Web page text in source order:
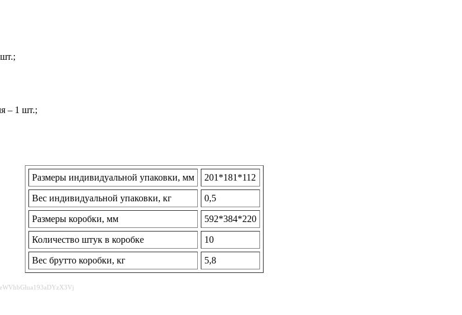
– 1 шт.;
Размеры индивидуальной упаковки, мм 201*181*112
Вес индивидуальной упаковки, кг 0,5
Размеры коробки, мм 592*384*220
Количество штук в коробке 10
Вес брутто коробки, кг 5,8